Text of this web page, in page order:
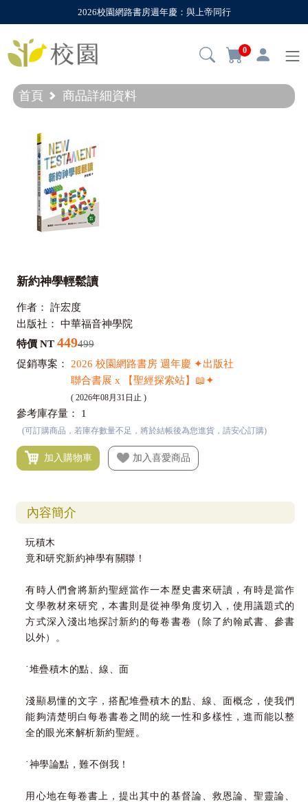
2026校園網路書房週年慶：與上帝同行
0
首頁 商品詳細資料
新約神學輕鬆讀
作者：
許宏度
出版社：
中華福音神學院
特價 NT 449499
促銷專案：
2026 校園網路書房 週年慶 ✦出版社
聯合書展 x 【聖經探索站】📖✦
( 2026年08月31日止 )
參考庫存量： 1
(可訂購商品，若庫存數量不足，將於結帳後為您進貨，請安心訂購)
加入購物車 加入喜愛商品
內容簡介
玩積木
竟和研究新約神學有關聯！
有時人們會將新約聖經當作一本歷史書來研讀，有時是當作
文學教材來研究，本書則是從神學角度切入，使用議題式的
方式深入淺出地探討新約的每卷書卷（除了約翰貳書、參書
以外）。
˙堆疊積木的點、線、面
淺顯易懂的文字，搭配堆疊積木的點、線、面概念，使我們
能夠清楚明白每卷書卷之間的統一性和多樣性，進而能以整
全的眼光來解析新約聖經。
˙神學論點，難不倒我！
用心地在每卷書上，提出其中的基督論、救恩論、聖靈論、